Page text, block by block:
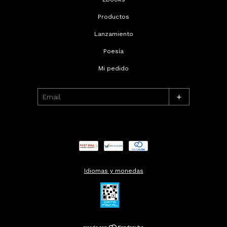
Productos
Lanzamiento
Poesía
Mi pedido
+
Idiomas y monedas